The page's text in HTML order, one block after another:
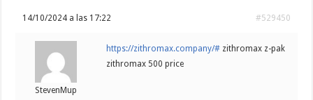
14/10/2024 a las 17:22 #529450
StevenMup
https://zithromax.company/# zithromax z-pak
zithromax 500 price